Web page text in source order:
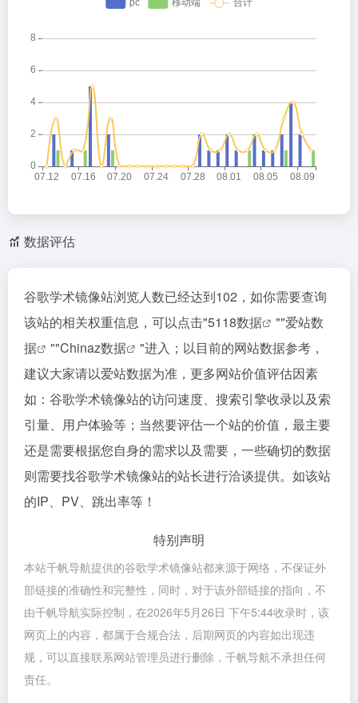
数据评估
谷歌学术镜像站浏览人数已经达到102，如你需要查询
该站的相关权重信息，可以点击"5118数据 ""爱站数
据
""Chinaz数据
"进入；以目前的网站数据参考，
建议大家请以爱站数据为准，更多网站价值评估因素
如：谷歌学术镜像站的访问速度、搜索引擎收录以及索
引量、用户体验等；当然要评估一个站的价值，最主要
还是需要根据您自身的需求以及需要，一些确切的数据
则需要找谷歌学术镜像站的站长进行洽谈提供。如该站
的IP、PV、跳出率等！
特别声明
本站千帆导航提供的谷歌学术镜像站都来源于网络，不保证外
部链接的准确性和完整性，同时，对于该外部链接的指向，不
由千帆导航实际控制，在2026年5月26日 下午5:44收录时，该
网页上的内容，都属于合规合法，后期网页的内容如出现违
规，可以直接联系网站管理员进行删除，千帆导航不承担任何
责任。